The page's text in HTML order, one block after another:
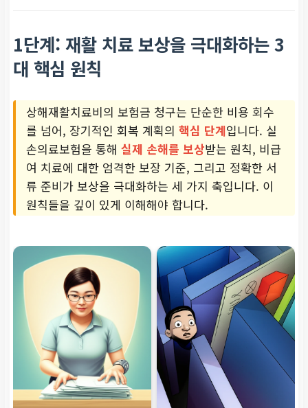
1단계: 재활 치료 보상을 극대화하는 3
대 핵심 원칙
상해재활치료비의 보험금 청구는 단순한 비용 회수
를 넘어, 장기적인 회복 계획의 핵심 단계입니다. 실
손의료보험을 통해 실제 손해를 보상받는 원칙, 비급
여 치료에 대한 엄격한 보장 기준, 그리고 정확한 서
류 준비가 보상을 극대화하는 세 가지 축입니다. 이
원칙들을 깊이 있게 이해해야 합니다.